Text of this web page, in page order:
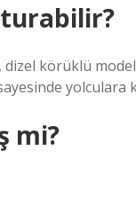
körüklü
yolculara
mi?